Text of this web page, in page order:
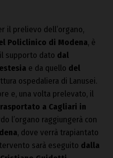
il prelievo dell’organo,
Policlinico di Modena, è
supporto dato dal
e da quello del
ospedaliera di Lanusei.
e, una volta prelevato, il
a Cagliari in
l’organo raggiungerà con
, dove verrà trapiantato
sarà eseguito dalla